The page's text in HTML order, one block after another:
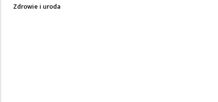
Zdrowie i uroda